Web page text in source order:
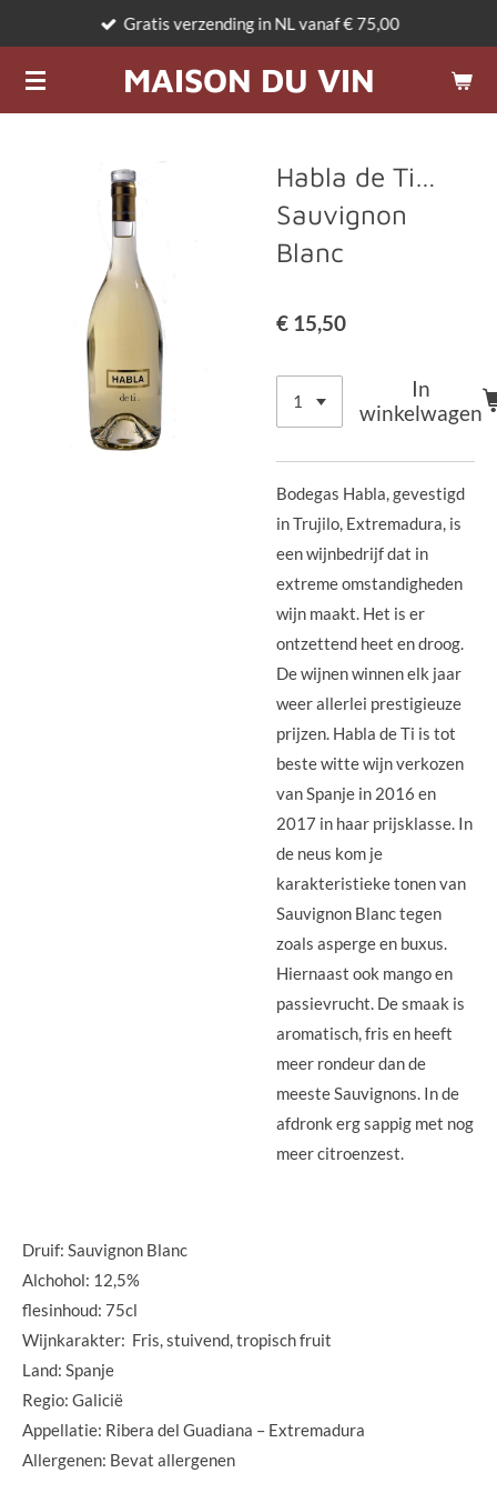
naar
de
MAISON DU VIN
Gratis verzending in NL vanaf € 75,00
Habla de Ti…
Sauvignon
Blanc
€ 15,50
In
winkelwagen
Bodegas Habla, gevestigd
in Trujilo, Extremadura, is
een wijnbedrijf dat in
extreme omstandigheden
wijn maakt. Het is er
ontzettend heet en droog.
De wijnen winnen elk jaar
weer allerlei prestigieuze
prijzen. Habla de Ti is tot
beste witte wijn verkozen
van Spanje in 2016 en
2017 in haar prijsklasse. In
de neus kom je
karakteristieke tonen van
Sauvignon Blanc tegen
zoals asperge en buxus.
Hiernaast ook mango en
passievrucht. De smaak is
aromatisch, fris en heeft
meer rondeur dan de
meeste Sauvignons. In de
afdronk erg sappig met nog
meer citroenzest.
Druif: Sauvignon Blanc
Alchohol: 12,5%
flesinhoud: 75cl
Wijnkarakter: Fris, stuivend, tropisch fruit
Land: Spanje
Regio: Galicië
Appellatie: Ribera del Guadiana – Extremadura
Allergenen: Bevat allergenen